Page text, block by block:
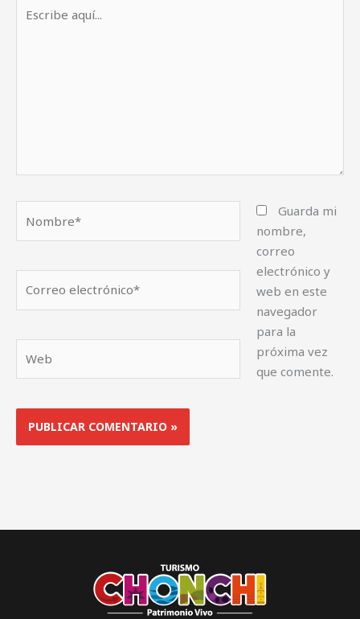
aquí...
electrónico*
Guarda mi
nombre,
correo
electrónico y
web en este
navegador
para la
próxima vez
que comente.